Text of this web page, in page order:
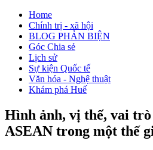
Home
Chính trị - xã hội
BLOG PHẢN BIỆN
Góc Chia sẻ
Lịch sử
Sự kiện Quốc tế
Văn hóa - Nghệ thuật
Khám phá Huế
Hình ảnh, vị thế, vai
ASEAN trong một thế